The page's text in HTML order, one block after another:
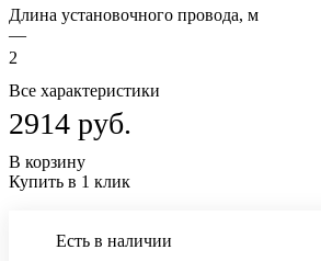
Длина установочного провода, м
—
2
Все характеристики
2914 руб.
В корзину
Купить в 1 клик
Есть в наличии